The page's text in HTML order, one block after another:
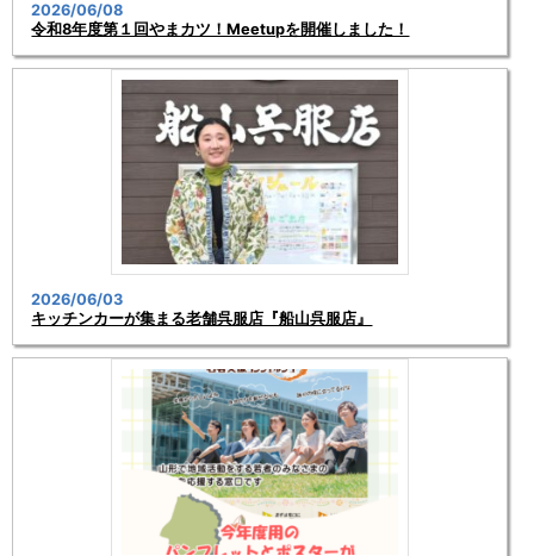
2026/06/08
令和8年度第１回やまカツ！Meetupを開催しました！
2026/06/03
キッチンカーが集まる老舗呉服店『船山呉服店』